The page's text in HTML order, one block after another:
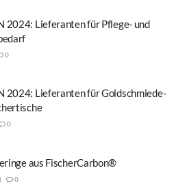
2024: Lieferanten für Pflege- und
0
2024: Lieferanten für Goldschmiede-
0
aus FischerCarbon®
0